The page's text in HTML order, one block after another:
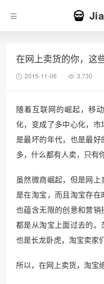
在网上卖货的你，这
2015-11-06 3,730
随着互联网的崛起，移
化，变成了多中心化，
是最坏的年代，也是最
多，什么都有人卖，只有
虽然微商崛起，但是网
是在淘宝，而且淘宝存在
也蕴含无限的创意和营
都是从淘宝上面过去的
也是长龙卧虎，淘宝卖家
所以，在网上卖货，淘宝